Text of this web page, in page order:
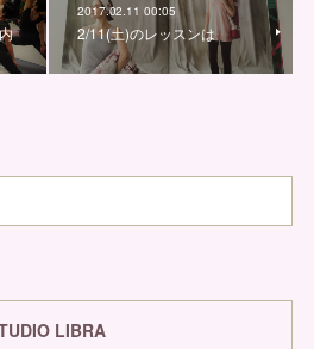
2017.02.11 00:05
2/11(土)のレッスンは
LIBRA